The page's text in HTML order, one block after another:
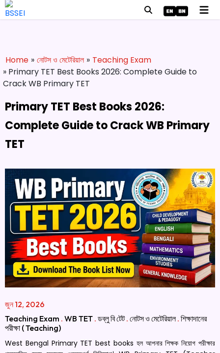
Home » নোটস ও মেটেরিয়াল » Teaching Exam
» Primary TET Best Books 2026: Complete Guide to
Crack WB Primary TET
Primary TET Best Books 2026:
Complete Guide to Crack WB Primary
TET
জুন 12, 2026
Teaching Exam . WB TET . ডব্লু বি টেট. নোটস ও মেটেরিয়াল. শিক্ষাদানের
পরীক্ষা ( Teaching)
West Bengal Primary TET best books হল আপনার শিক্ষক নিয়োগ পরীক্ষার